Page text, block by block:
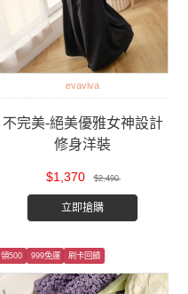
evaviva
不完美-絕美優雅女神設計
修身洋裝
$1,370 $2,490
立即搶購
領500 999免運 刷卡回饋